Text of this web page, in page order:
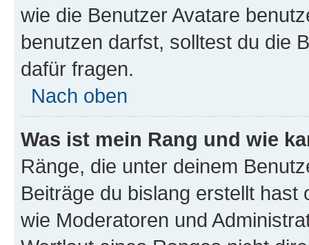
wie die Benutzer Avatare
benutzen darfst, solltest du die
dafür fragen.
Nach oben
Was ist mein Rang und wie
Ränge, die unter deinem
Beiträge du bislang erstellt
wie Moderatoren und